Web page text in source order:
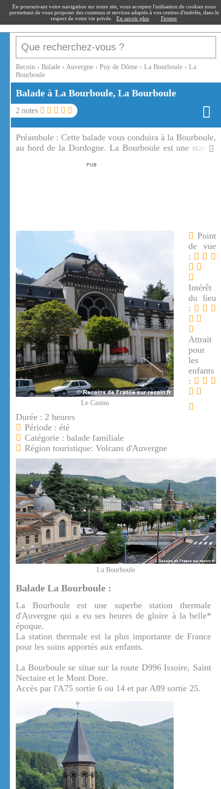
recoin.fr
Recoin › Balade › Auvergne › Puy de Dôme › La Bourboule › La
Bourboule
Balade à La Bourboule, La Bourboule
2 notes
Préambule : Cette balade vous conduira à la Bourboule,
au bord de la Dordogne. La Bourboule est une station
Le Casino
Point
de vue
:
Intérêt
du lieu
:
Attrait
pour
les
enfants
:
Durée : 2 heures
Période : été
Catégorie : balade familiale
Région touristique: Volcans d'Auvergne
La Bourboule
Balade La Bourboule :
La Bourboule est une superbe station thermale
d'Auvergne qui a eu ses heures de gloire à la belle*
époque.
La station thermale est la plus importante de France
pour les soins apportés aux enfants.
La Bourboule se situe sur la route D996 Issoire, Saint
Nectaire et le Mont Dore.
Accès par l'A75 sortie 6 ou 14 et par A89 sortie 25.
En poursuivant votre navigation sur notre site, vous acceptez l'utilisation de cookies nous
permettant de vous proposer des contenus et services adaptés à vos centres d'intérêts, dans le
respect de votre vie privée.
En savoir plus Fermer